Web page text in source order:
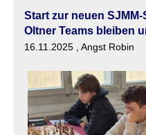
Start zur neuen
Oltner Teams bleiben
16.11.2025 , Angst Robin